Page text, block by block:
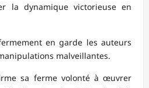
la dynamique victorieuse en
en garde les auteurs
malveillantes.
sa ferme volonté à œuvrer